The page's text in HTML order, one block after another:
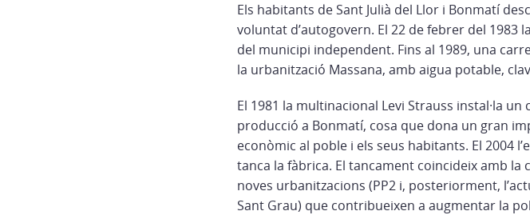
Els habitants de Sant Julià del Llor i Bonmatí
voluntat d’autogovern. El 22 de febrer del
del municipi independent. Fins al 1989, una
la urbanització Massana, amb aigua potable,
El 1981 la multinacional Levi Strauss instal·la un
producció a Bonmatí, cosa que dona un gran
econòmic al poble i els seus habitants. El 2004
tanca la fàbrica. El tancament coincideix amb la
noves urbanitzacions (PP2 i, posteriorment,
Sant Grau) que contribueixen a augmentar la